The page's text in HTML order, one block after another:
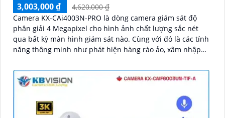
3,003,000 ₫
4,620,000 ₫
Camera KX-CAi4003N-PRO là dòng camera giám sát độ
phân giải 4 Megapixel cho hình ảnh chất lượng sắc nét
qua bất kỳ màn hình giám sát nào. Cùng với đó là các tính
năng thông minh như phát hiện hàng rào ảo, xâm nhập
sự kiện thông minh giúp nâng cao hiệu quả giám sát an
ninh